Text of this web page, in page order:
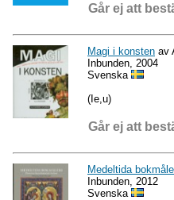
Går ej att
Magi i konsten av
Inbunden, 2004
Svenska
(Ie,u)
Går ej att
Medeltida
Inbunden, 2012
Svenska